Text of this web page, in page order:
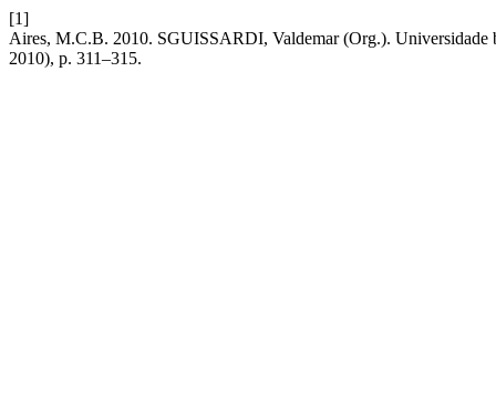
[1]
Aires, M.C.B. 2010. SGUISSARDI, Valdemar (Org.).
2010), p. 311–315.